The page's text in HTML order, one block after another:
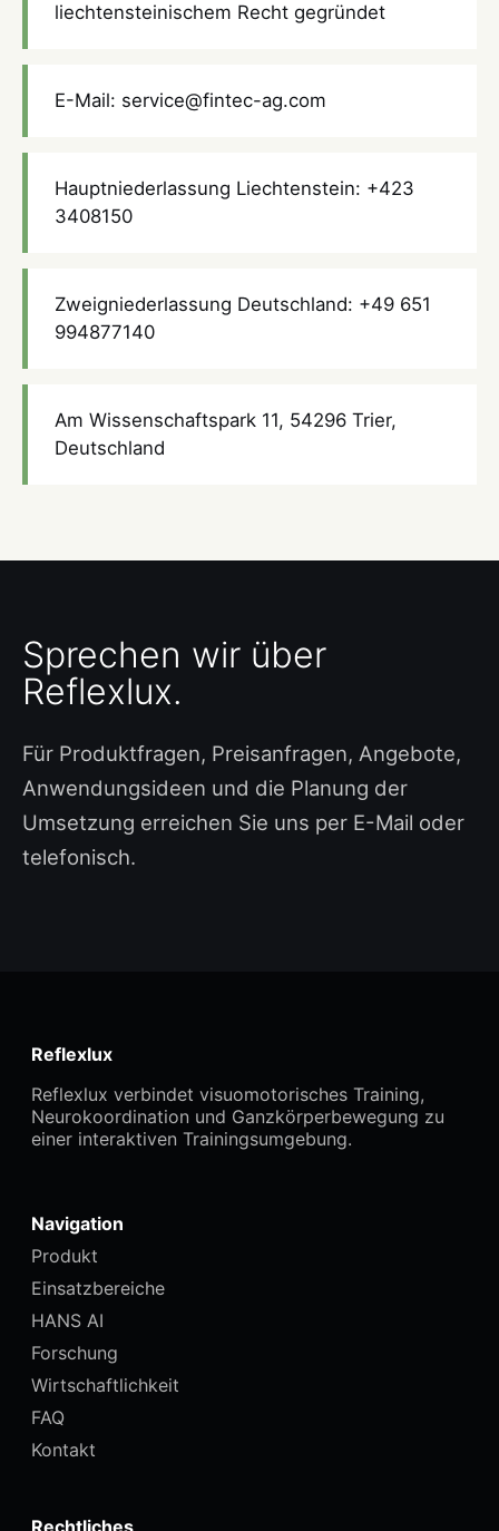
liechtensteinischem Recht gegründet
E-Mail: service@fintec-ag.com
Hauptniederlassung Liechtenstein: +423
3408150
Zweigniederlassung Deutschland: +49 651
994877140
Am Wissenschaftspark 11, 54296 Trier,
Deutschland
Sprechen wir über
Reflexlux.
Für Produktfragen, Preisanfragen, Angebote,
Anwendungsideen und die Planung der
Umsetzung erreichen Sie uns per E-Mail oder
telefonisch.
Reflexlux
Reflexlux verbindet visuomotorisches Training,
Neurokoordination und Ganzkörperbewegung zu
einer interaktiven Trainingsumgebung.
Navigation
Produkt
Einsatzbereiche
HANS AI
Forschung
Wirtschaftlichkeit
FAQ
Kontakt
Rechtliches